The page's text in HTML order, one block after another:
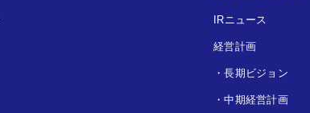
IRニュース
経営計画
・長期ビジョン
・中期経営計画